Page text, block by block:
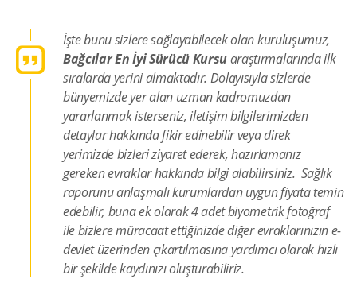
İşte bunu sizlere sağlayabilecek olan kuruluşumuz,
Bağcılar En İyi Sürücü Kursuaraştırmalarında ilk
sıralarda yerini almaktadır. Dolayısıyla sizlerde
bünyemizde yer alan uzman kadromuzdan
yararlanmak isterseniz, iletişim bilgilerimizden
detaylar hakkında fikir edinebilir veya direk
yerimizde bizleri ziyaret ederek, hazırlamanız
gereken evraklar hakkında bilgi alabilirsiniz. Sağlık
raporunu anlaşmalı kurumlardan uygun fiyata temin
edebilir, buna ek olarak 4 adet biyometrik fotoğraf
ile bizlere müracaat ettiğinizde diğer evraklarınızın e-
devlet üzerinden çıkartılmasına yardımcı olarak hızlı
bir şekilde kaydınızı oluşturabiliriz.